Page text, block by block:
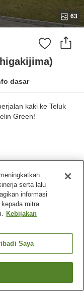
63
dasar
kaki ke Teluk
Green!
serta lalu
informasi
mitra
Kebijakan
Saya